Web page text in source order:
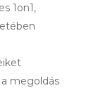
1on1,
megoldás